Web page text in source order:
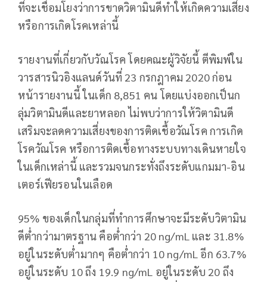
ที่จะเชื่อมโยงว่าการขาดวิตามินดีทำให้เกิดความเสี่ยง
หรือการเกิดโรคเหล่านี้
รายงานที่เกี่ยวกับวัณโรค โดยคณะผู้วิจัยนี้ ตีพิมพ์ใน
วารสารนิวอิงแลนด์วันที่ 23 กรกฎาคม 2020 ก่อน
หน้ารายงานนี้ ในเด็ก 8,851 คน โดยแบ่งออกเป็นก
ลุ่มวิตามินดีและยาหลอก ไม่พบว่าการให้วิตามินดี
เสริมจะลดความเสี่ยงของการติดเชื้อวัณโรค การเกิด
โรควัณโรค หรือการติดเชื้อทางระบบทางเดินหายใจ
ในเด็กเหล่านี้ และรวมจนกระทั่งถึงระดับแกมมา-อิน
เตอร์เฟียรอนในเลือด
95% ของเด็กในกลุ่มที่ทำการศึกษาจะมีระดับวิตามิน
ดีต่ำกว่ามาตรฐาน คือต่ำกว่า 20 ng/mL และ 31.8%
อยู่ในระดับต่ำมากๆ คือต่ำกว่า 10 ng/mL อีก 63.7%
อยู่ในระดับ 10 ถึง 19.9 ng/mL อยู่ในระดับ 20 ถึง